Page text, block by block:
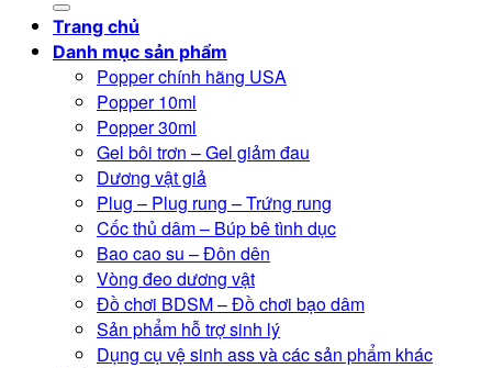
Trang chủ
Danh mục sản phẩm
Popper chính hãng USA
Popper 10ml
Popper 30ml
Gel bôi trơn – Gel giảm đau
Dương vật giả
Plug – Plug rung – Trứng rung
Cốc thủ dâm – Búp bê tình dục
Bao cao su – Đôn dên
Vòng đeo dương vật
Đồ chơi BDSM – Đồ chơi bạo dâm
Sản phẩm hỗ trợ sinh lý
Dụng cụ vệ sinh ass và các sản phẩm khác